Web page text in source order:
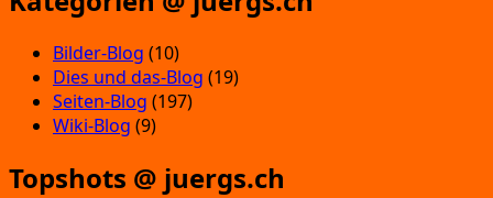
Bilder-Blog (10)
Dies und das-Blog (19)
Seiten-Blog (197)
Wiki-Blog (9)
Topshots @ juergs.ch